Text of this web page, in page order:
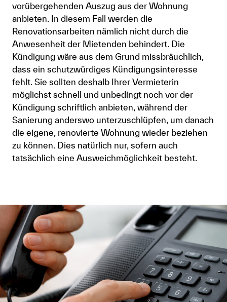
vorübergehenden Auszug aus der Wohnung
anbieten. In diesem Fall werden die
Renovationsarbeiten nämlich nicht durch die
Anwesenheit der Mietenden behindert. Die
Kündigung wäre aus dem Grund missbräuchlich,
dass ein schutzwürdiges Kündigungsinteresse
fehlt. Sie sollten deshalb Ihrer Vermieterin
möglichst schnell und unbedingt noch vor der
Kündigung schriftlich anbieten, während der
Sanierung anderswo unterzuschlüpfen, um danach
die eigene, renovierte Wohnung wieder beziehen
zu können. Dies natürlich nur, sofern auch
tatsächlich eine Ausweichmöglichkeit besteht.